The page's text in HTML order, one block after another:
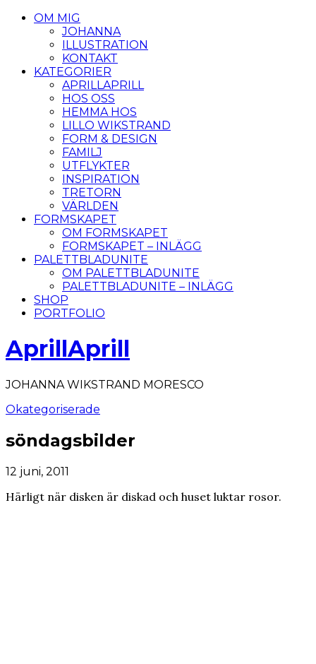
OM MIG
JOHANNA
ILLUSTRATION
KONTAKT
KATEGORIER
APRILLAPRILL
HOS OSS
HEMMA HOS
LILLO WIKSTRAND
FORM & DESIGN
FAMILJ
UTFLYKTER
INSPIRATION
TRETORN
VÄRLDEN
FORMSKAPET
OM FORMSKAPET
FORMSKAPET – INLÄGG
PALETTBLADUNITE
OM PALETTBLADUNITE
PALETTBLADUNITE – INLÄGG
SHOP
PORTFOLIO
AprillAprill
JOHANNA WIKSTRAND MORESCO
Okategoriserade
söndagsbilder
12 juni, 2011
Härligt när disken är diskad och huset luktar rosor.